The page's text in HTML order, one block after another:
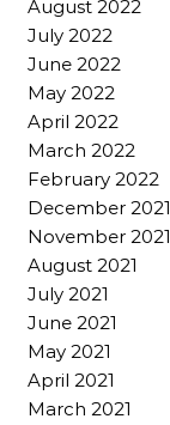
August 2022
July 2022
June 2022
May 2022
April 2022
March 2022
February 2022
December 2021
November 2021
August 2021
July 2021
June 2021
May 2021
April 2021
March 2021